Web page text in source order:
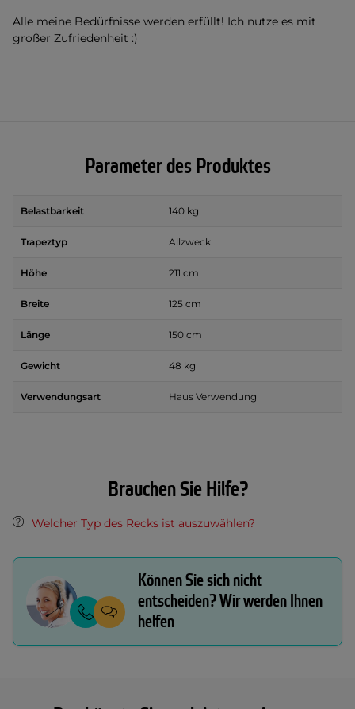
Alle meine Bedürfnisse werden erfüllt! Ich nutze es mit
großer Zufriedenheit :)
Parameter des Produktes
Belastbarkeit 140 kg
Trapeztyp Allzweck
Höhe 211 cm
Breite 125 cm
Länge 150 cm
Gewicht 48 kg
Verwendungsart Haus Verwendung
Brauchen Sie Hilfe?
Welcher Typ des Recks ist auszuwählen?
Können Sie sich nicht
entscheiden? Wir werden Ihnen
helfen